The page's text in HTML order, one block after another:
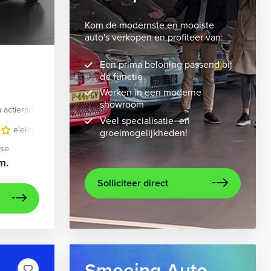
lichtmetalen velgen 10-spaaks 21" metaalkleur
Elektrisch
elektrisch glazen panorama-dak lederen bekleding
Kom de modernste en mooiste
auto's verkopen en profiteer van:
Een prima beloning passend bij
de functie
Werken in een moderne
showroom
Veel specialisatie- en
groeimogelijkheden!
Solliciteer direct